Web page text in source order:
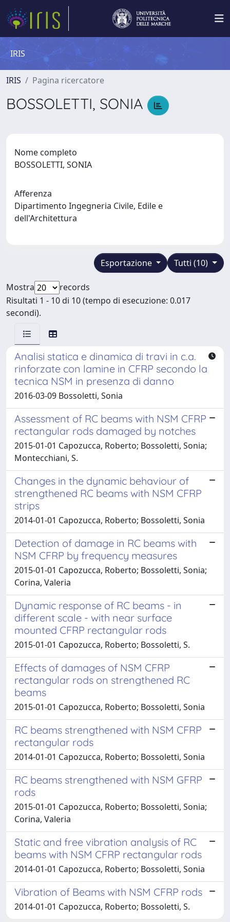
IRIS
IRIS Pagina ricercatore
BOSSOLETTI, SONIA
Nome completo
BOSSOLETTI, SONIA
Afferenza
Dipartimento Ingegneria Civile, Edile e
dell'Architettura
Tutti (10)
Esportazione
Mostra
records
Risultati 1 - 10 di 10 (tempo di esecuzione: 0.017
secondi).
Analisi statica e dinamica di travi in c.a.
rinforzate con lamine in CFRP secondo la
tecnica NSM in presenza di danno
2016-03-09 Bossoletti, Sonia
Assessment of RC beams with NSM CFRP
rectangular rods damaged by notches
2015-01-01 Capozucca, Roberto; Bossoletti, Sonia;
Montecchiani, S.
Changes in the dynamic behaviour of
strengthened RC beams with NSM CFRP
strips
2014-01-01 Capozucca, Roberto; Bossoletti, Sonia
Detection of damage in RC beams with
NSM CFRP by frequency measures
2015-01-01 Capozucca, Roberto; Bossoletti, Sonia;
Corina, Valeria
Dynamic response of RC beams - in
different scale - with near surface
mounted CFRP rectangular rods
2015-01-01 Capozucca, Roberto; Bossoletti, S.
Effects of damages of NSM CFRP
rectangular rods on strengthened RC
beams
2015-01-01 Capozucca, Roberto; Bossoletti, Sonia
RC beams strengthened with NSM CFRP
rectangular rods
2014-01-01 Capozucca, Roberto; Bossoletti, Sonia
RC beams strengthened with NSM GFRP
rods
2015-01-01 Capozucca, Roberto; Bossoletti, Sonia;
Corina, Valeria
Static and free vibration analysis of RC
beams with NSM CFRP rectangular rods
2014-01-01 Capozucca, Roberto; Bossoletti, Sonia
Vibration of Beams with NSM CFRP rods
2014-01-01 Capozucca, Roberto; Bossoletti, S.